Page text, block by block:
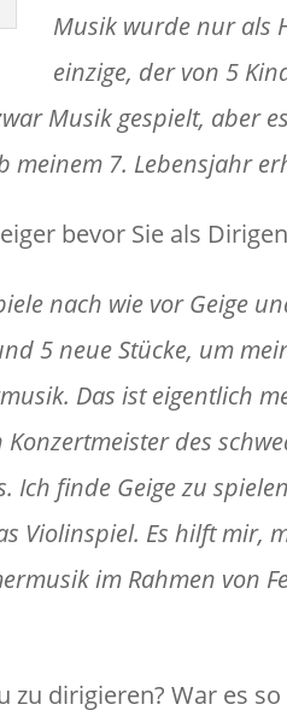
Musik wurde nur als
einzige, der von 5
Musik gespielt, aber
meinem 7. Lebensjahr
bevor Sie als
nach wie vor Geige
5 neue Stücke, um
Das ist eigentlich
des
Ich finde Geige zu
Violinspiel. Es hilft mir,
im Rahmen von
zu dirigieren? War es